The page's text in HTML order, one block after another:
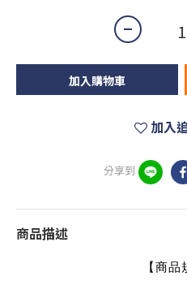
加入購物車
加入
分享到
商品描述
【商品